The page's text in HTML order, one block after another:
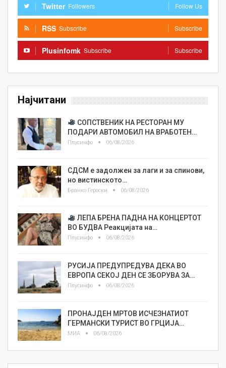
Twitter Followers Follow Us
RSS Subscribe Subscribe
Plusinfomk Subscribe Subscribe
Најчитани
СОПСТВЕНИК НА РЕСТОРАН МУ
ПОДАРИ АВТОМОБИЛ НА ВРАБОТЕН…
Плусинфо 06/08/2026
СДСМ е задолжен за лаги и за спинови,
но вистинското…
Бранко Героски 06/08/2026
ЛЕПА БРЕНА ПАДНА НА КОНЦЕРТОТ
ВО БУДВА Реакцијата на…
Плусинфо 06/08/2026
РУСИЈА ПРЕДУПРЕДУВА ДЕКА ВО
ЕВРОПА СЕКОЈ ДЕН СЕ ЗБОРУВА ЗА…
Плусинфо 06/08/2026
ПРОНАЈДЕН МРТОВ ИСЧЕЗНАТИОТ
ГЕРМАНСКИ ТУРИСТ ВО ГРЦИЈА…
МИА 06/08/2026